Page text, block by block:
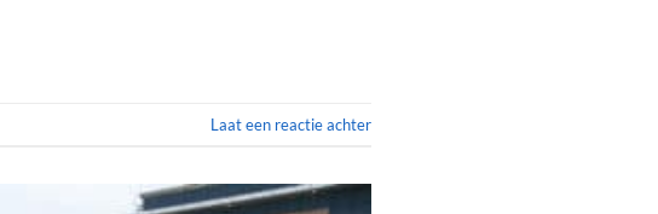
Laat een reactie achter